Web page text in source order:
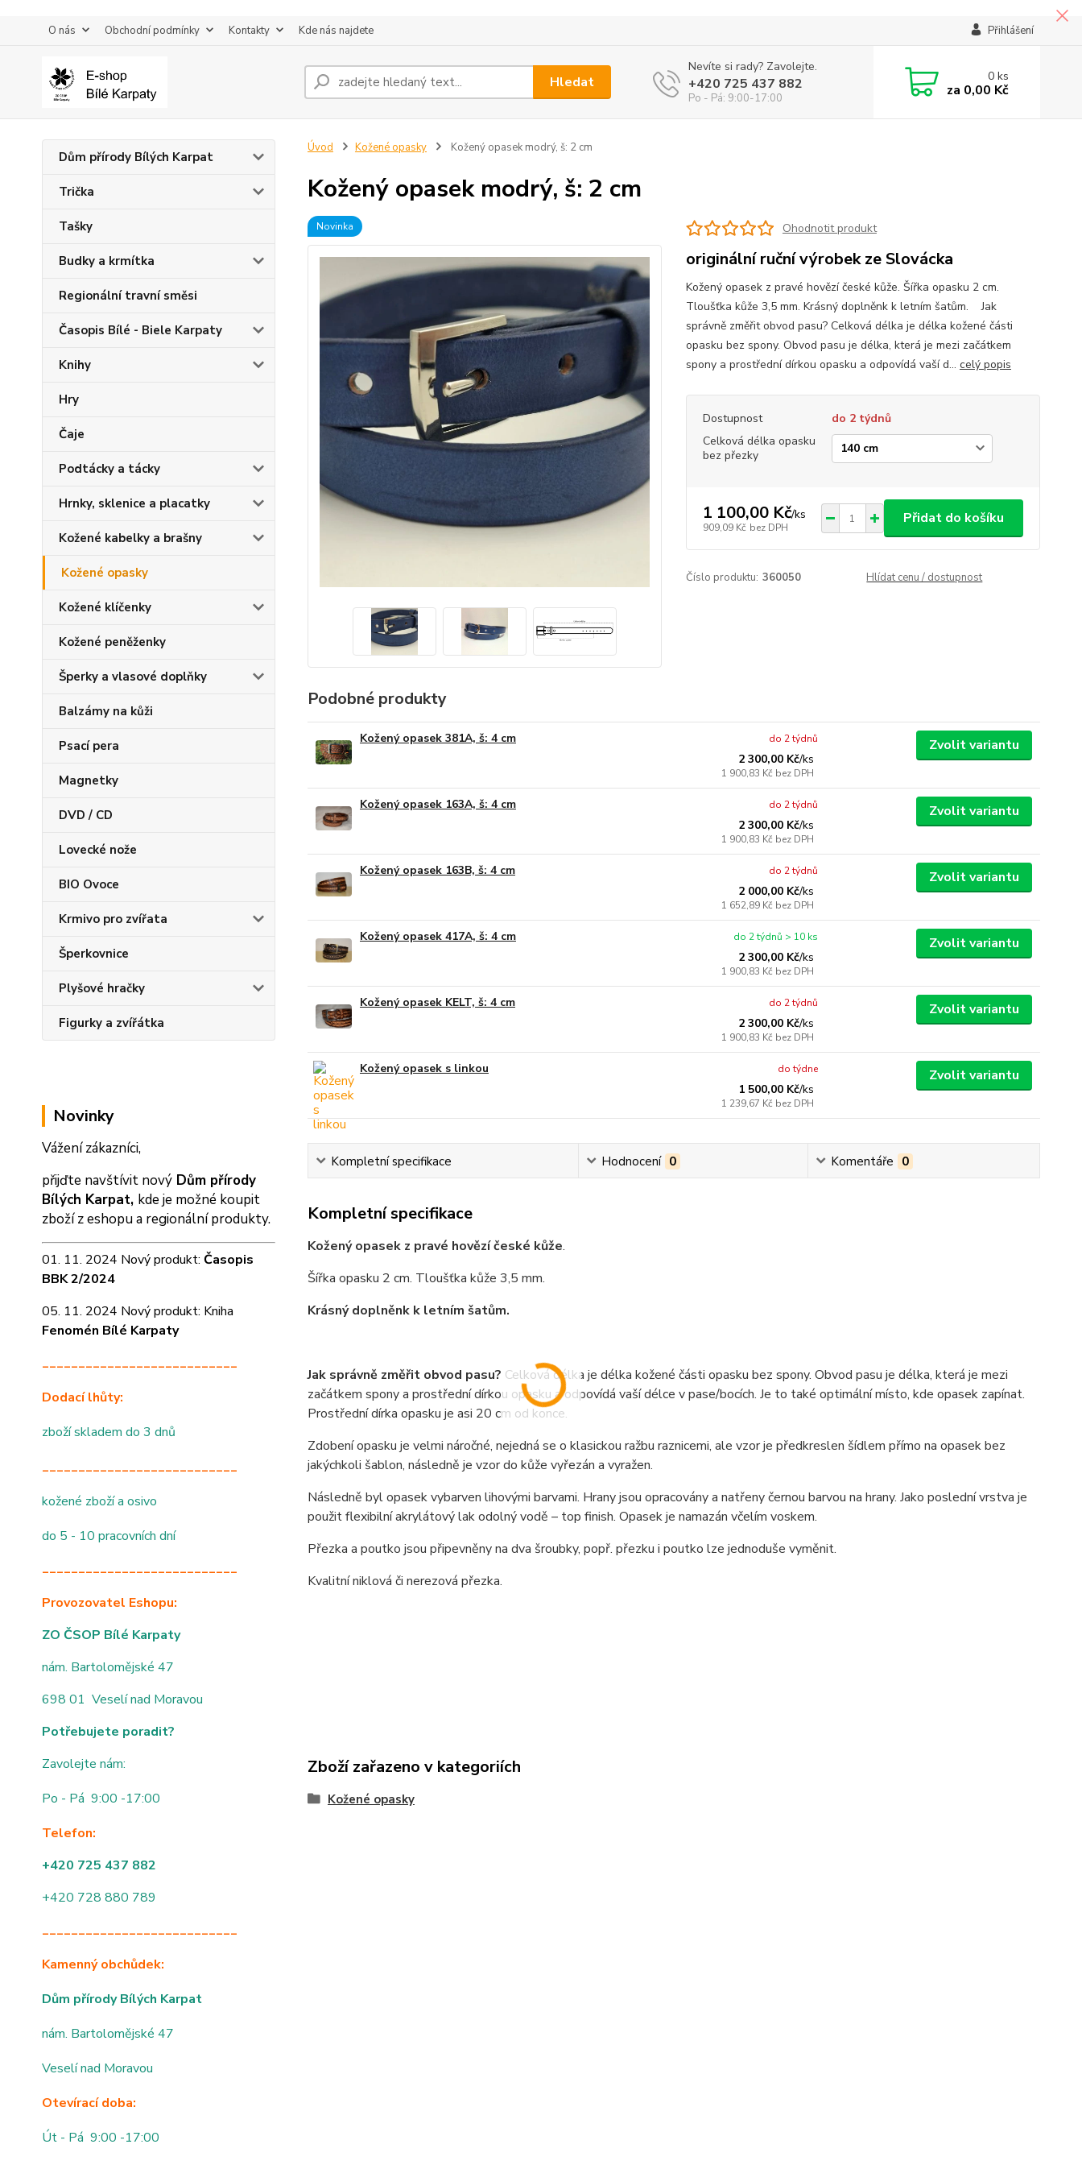
O nás Obchodní podmínky Kontakty Kde nás najdete Přihlášení
Hledat
Nevíte si rady? Zavolejte.
+420 725 437 882
Po - Pá: 9:00-17:00
0ks
za 0,00 Kč
Dům přírody Bílých Karpat
Trička
Tašky
Budky a krmítka
Regionální travní směsi
Časopis Bílé - Biele Karpaty
Knihy
Hry
Čaje
Podtácky a tácky
Hrnky, sklenice a placatky
Kožené kabelky a brašny
Kožené opasky
Kožené klíčenky
Kožené peněženky
Šperky a vlasové doplňky
Balzámy na kůži
Psací pera
Magnetky
DVD / CD
Lovecké nože
BIO Ovoce
Krmivo pro zvířata
Šperkovnice
Plyšové hračky
Figurky a zvířátka
Novinky
Vážení zákazníci,
přijďte navštívit nový Dům přírody
Bílých Karpat, kde je možné koupit
zboží z eshopu a regionální produkty.
01. 11. 2024 Nový produkt: Časopis
BBK 2/2024
05. 11. 2024 Nový produkt: Kniha
Fenomén Bílé Karpaty
___________________________
Dodací lhůty:
zboží skladem do 3 dnů
___________________________
kožené zboží a osivo
do 5 - 10 pracovních dní
___________________________
Provozovatel Eshopu:
ZO ČSOP Bílé Karpaty
nám. Bartolomějské 47
698 01 Veselí nad Moravou
Potřebujete poradit?
Zavolejte nám:
Po - Pá 9:00 -17:00
Telefon:
+420 725 437 882
+420 728 880 789
___________________________
Kamenný obchůdek:
Dům přírody Bílých Karpat
nám. Bartolomějské 47
Veselí nad Moravou
Otevírací doba:
Út - Pá 9:00 -17:00
Úvod Kožené opasky Kožený opasek modrý, š: 2 cm
Kožený opasek modrý, š: 2 cm
Novinka Ohodnotit produkt
originální ruční výrobek ze Slovácka
Kožený opasek z pravé hovězí české kůže. Šířka opasku 2 cm.
Tloušťka kůže 3,5 mm. Krásný doplněnk k letním šatům. Jak
správně změřit obvod pasu? Celková délka je délka kožené části
opasku bez spony. Obvod pasu je délka, která je mezi začátkem
spony a prostřední dírkou opasku a odpovídá vaší d... celý popis
Dostupnost
do 2 týdnů
Celková délka opasku
bez přezky
1 100,00 Kč/ks
909,09 Kč bez DPH
Přidat do košíku
Číslo produktu: 360050 Hlídat cenu / dostupnost
Podobné produkty
Kožený opasek 381A, š: 4 cm
2 300,00 Kč/ks
1 900,83 Kč bez DPH
do 2 týdnů Zvolit variantu
Kožený opasek 163A, š: 4 cm
2 300,00 Kč/ks
1 900,83 Kč bez DPH
do 2 týdnů Zvolit variantu
Kožený opasek 163B, š: 4 cm
2 000,00 Kč/ks
1 652,89 Kč bez DPH
do 2 týdnů Zvolit variantu
Kožený opasek 417A, š: 4 cm
2 300,00 Kč/ks
1 900,83 Kč bez DPH
do 2 týdnů > 10 ks Zvolit variantu
Kožený opasek KELT, š: 4 cm
2 300,00 Kč/ks
1 900,83 Kč bez DPH
do 2 týdnů Zvolit variantu
Kožený opasek s linkou
1 500,00 Kč/ks
1 239,67 Kč bez DPH
do týdne Zvolit variantu
Kompletní specifikace Hodnocení 0 Komentáře 0
Kompletní specifikace
Kožený opasek z pravé hovězí české kůže.
Šířka opasku 2 cm. Tloušťka kůže 3,5 mm.
Krásný doplněnk k letním šatům.
Jak správně změřit obvod pasu? Celková délka je délka kožené části opasku bez spony. Obvod pasu je délka, která je mezi
začátkem spony a prostřední dírkou opasku a odpovídá vaší délce v pase/bocích. Je to také optimální místo, kde opasek zapínat.
Prostřední dírka opasku je asi 20 cm od konce.
Zdobení opasku je velmi náročné, nejedná se o klasickou ražbu raznicemi, ale vzor je předkreslen šídlem přímo na opasek bez
jakýchkoli šablon, následně je vzor do kůže vyřezán a vyražen.
Následně byl opasek vybarven lihovými barvami. Hrany jsou opracovány a natřeny černou barvou na hrany. Jako poslední vrstva je
použit flexibilní akrylátový lak odolný vodě – top finish. Opasek je namazán včelím voskem.
Přezka a poutko jsou připevněny na dva šroubky, popř. přezku i poutko lze jednoduše vyměnit.
Kvalitní niklová či nerezová přezka.
Zboží zařazeno v kategoriích
Kožené opasky